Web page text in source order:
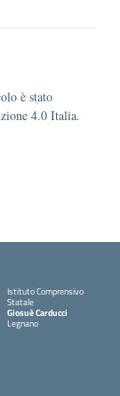
è stato
4.0 Italia.
Istituto Comprensivo
Statale
Giosuè Carducci
Legnano